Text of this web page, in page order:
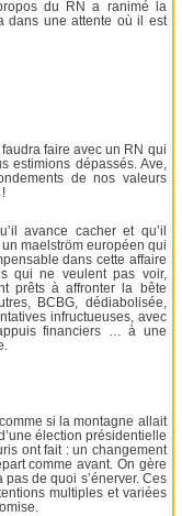
du RN a ranimé la
dans une attente où il est
faire avec un RN qui
estimions dépassés. Ave,
de nos valeurs
avance cacher et qu’il
maelström européen qui
dans cette affaire
qui ne veulent pas voir,
prêts à affronter la bête
BCBG, dédiabolisée,
infructueuses, avec
financiers … à une
si la montagne allait
élection présidentielle
ont fait : un changement
comme avant. On gère
pas de quoi s’énerver. Ces
multiples et variées